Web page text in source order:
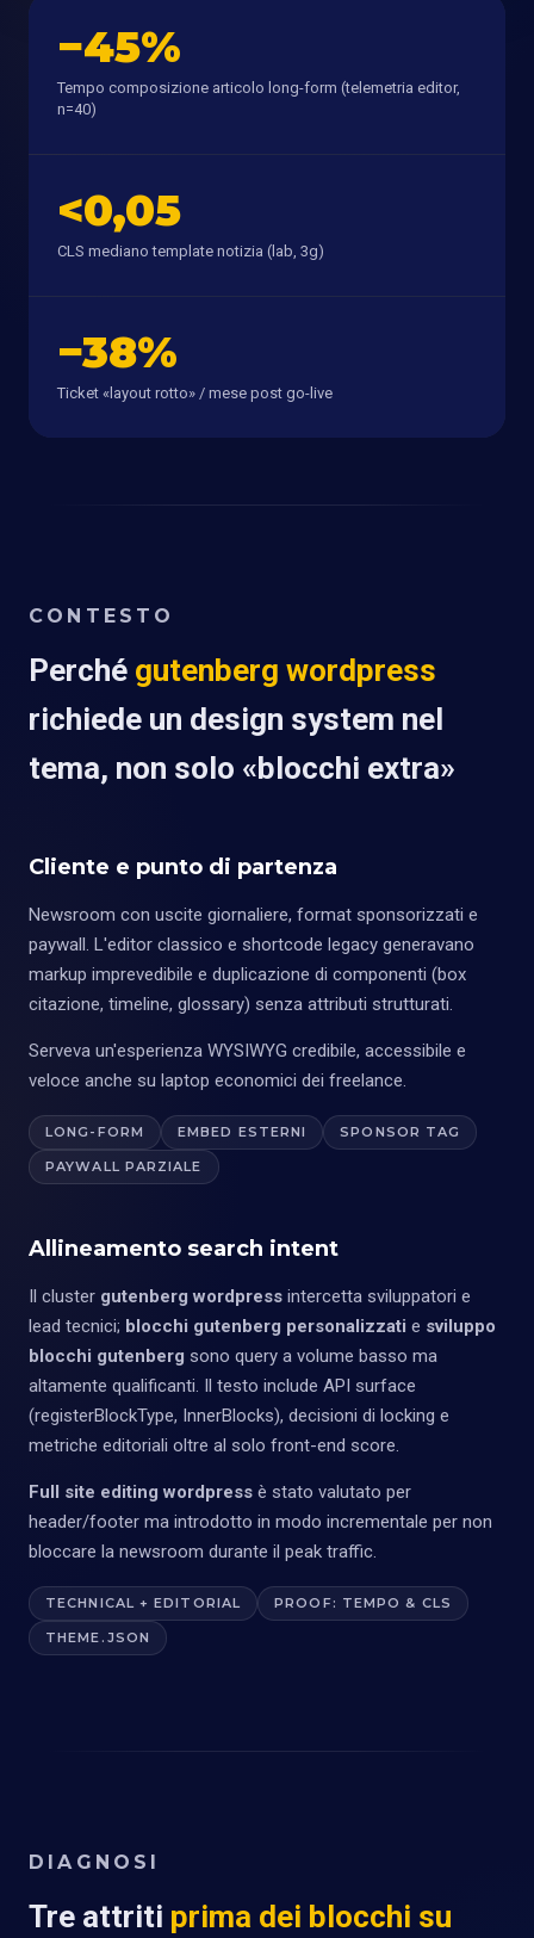
−45%
Tempo composizione articolo long-form (telemetria editor,
n=40)
<0,05
CLS mediano template notizia (lab, 3g)
−38%
Ticket «layout rotto» / mese post go-live
CONTESTO
Perché gutenberg wordpress
richiede un design system nel
tema, non solo «blocchi extra»
Cliente e punto di partenza
Newsroom con uscite giornaliere, format sponsorizzati e
paywall. L'editor classico e shortcode legacy generavano
markup imprevedibile e duplicazione di componenti (box
citazione, timeline, glossary) senza attributi strutturati.
Serveva un'esperienza WYSIWYG credibile, accessibile e
veloce anche su laptop economici dei freelance.
LONG-FORM EMBED ESTERNI SPONSOR TAG
PAYWALL PARZIALE
Allineamento search intent
Il cluster gutenberg wordpress intercetta sviluppatori e
lead tecnici; blocchi gutenberg personalizzati e sviluppo
blocchi gutenberg sono query a volume basso ma
altamente qualificanti. Il testo include API surface
(registerBlockType, InnerBlocks), decisioni di locking e
metriche editoriali oltre al solo front-end score.
Full site editing wordpress è stato valutato per
header/footer ma introdotto in modo incrementale per non
bloccare la newsroom durante il peak traffic.
TECHNICAL + EDITORIAL PROOF: TEMPO & CLS
THEME.JSON
DIAGNOSI
Tre attriti prima dei blocchi su